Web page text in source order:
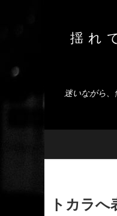
content揺れ
迷いながら、
トカラへ